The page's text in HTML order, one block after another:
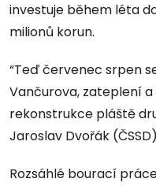
investuje během léta
milionů korun.
“Teď červenec srpen
Vančurova, zateplení
rekonstrukce pláště
Jaroslav Dvořák
Rozsáhlé bourací